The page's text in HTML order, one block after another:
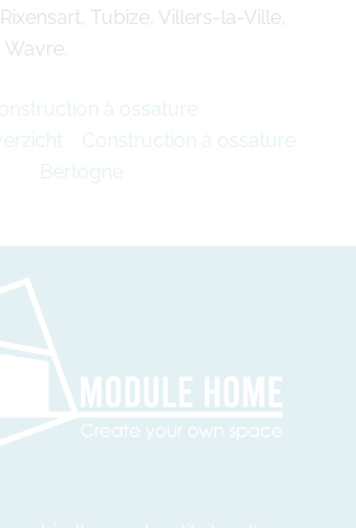
Tubize, Villers-la-Ville,
à ossature
Construction à ossature
Bertogne